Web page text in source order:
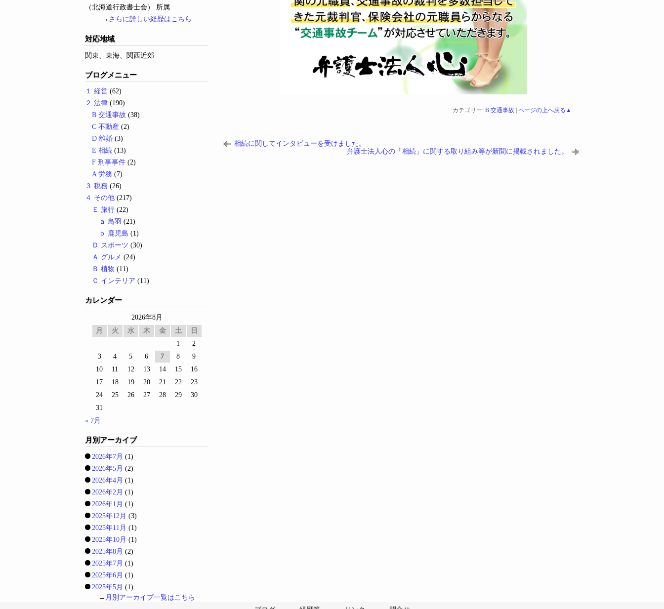
カテゴリー: B 交通事故 ページの上へ戻る▲
相続に関してインタビューを受けました。
弁護士法人心の「相続」に関する取り組み等が新聞に掲載されました。
（北海道行政書士会） 所属
→ さらに詳しい経歴はこちら
対応地域
関東、東海、関西近郊
ブログメニュー
１ 経営 (62)
２ 法律 (190)
B 交通事故 (38)
C 不動産 (2)
D 離婚 (3)
E 相続 (13)
F 刑事事件 (2)
A 労務 (7)
３ 税務 (26)
４ その他 (217)
Ｅ 旅行 (22)
ａ 鳥羽 (21)
ｂ 鹿児島 (1)
Ｄ スポーツ (30)
Ａ グルメ (24)
Ｂ 植物 (11)
Ｃ インテリア (11)
カレンダー
2026年8月
月
火 水 木 金 土
日
1
2
3
4 5 6 7 8
9
10
11 12 13 14 15
16
17
18 19 20 21 22
23
24
25 26 27 28 29
30
31
« 7月
月別アーカイブ
2026年7月 (1)
2026年5月 (2)
2026年4月 (1)
2026年2月 (1)
2026年1月 (1)
2025年12月 (3)
2025年11月 (1)
2025年10月 (1)
2025年8月 (2)
2025年7月 (1)
2025年6月 (1)
2025年5月 (1)
→ 月別アーカイブ一覧はこちら